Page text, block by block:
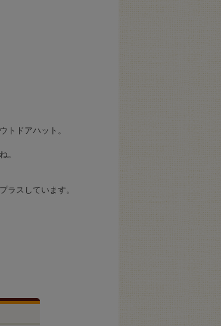
トドアハット。
。
ラスしています。